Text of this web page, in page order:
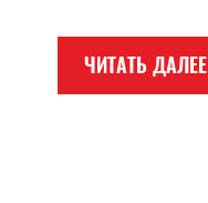
ЧИТАТЬ ДАЛЕЕ